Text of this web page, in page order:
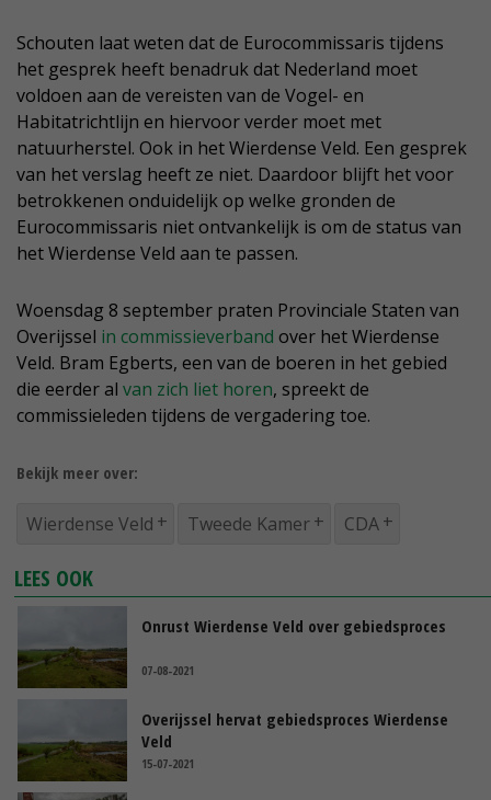
Schouten laat weten dat de Eurocommissaris tijdens
het gesprek heeft benadruk dat Nederland moet
voldoen aan de vereisten van de Vogel- en
Habitatrichtlijn en hiervoor verder moet met
natuurherstel. Ook in het Wierdense Veld. Een gesprek
van het verslag heeft ze niet. Daardoor blijft het voor
betrokkenen onduidelijk op welke gronden de
Eurocommissaris niet ontvankelijk is om de status van
het Wierdense Veld aan te passen.
Woensdag 8 september praten Provinciale Staten van
Overijssel in commissieverband over het Wierdense
Veld. Bram Egberts, een van de boeren in het gebied
die eerder al van zich liet horen, spreekt de
commissieleden tijdens de vergadering toe.
Bekijk meer over:
Wierdense Veld Tweede Kamer CDA
LEES OOK
Onrust Wierdense Veld over gebiedsproces
07-08-2021
Overijssel hervat gebiedsproces Wierdense
Veld
15-07-2021